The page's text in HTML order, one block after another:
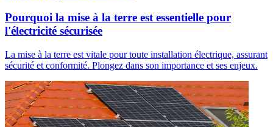
Pourquoi la mise à la terre est essentielle pour
l'électricité sécurisée
La mise à la terre est vitale pour toute installation électrique, assurant
sécurité et conformité. Plongez dans son importance et ses enjeux.